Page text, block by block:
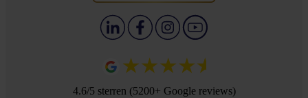
4.6/5 sterren (5200+ Google reviews)